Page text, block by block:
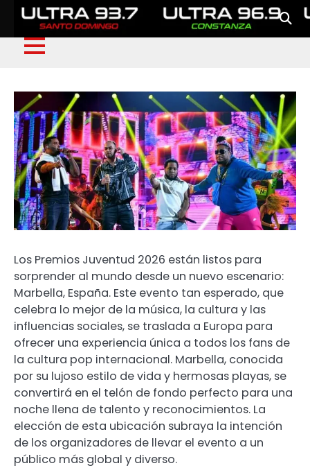
Los Premios Juventud 2026 están listos para
sorprender al mundo desde un nuevo escenario:
Marbella, España. Este evento tan esperado, que
celebra lo mejor de la música, la cultura y las
influencias sociales, se traslada a Europa para
ofrecer una experiencia única a todos los fans de
la cultura pop internacional. Marbella, conocida
por su lujoso estilo de vida y hermosas playas, se
convertirá en el telón de fondo perfecto para una
noche llena de talento y reconocimientos. La
elección de esta ubicación subraya la intención
de los organizadores de llevar el evento a un
público más global y diverso.